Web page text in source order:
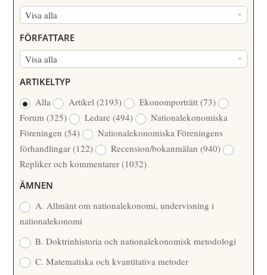
Visa alla
N
M
M
/
Å
R
FÖRFATTARE
Visa alla
R
F
A
T
T
A
R
ARTIKELTYP
Alla
Artikel(2193) Ekonomporträtt(73)
Forum(325) Ledare(494)
Nationalekonomiska
Föreningen(54)
Nationalekonomiska Föreningens
förhandlingar(122) Recension/bokanmälan(940)
Repliker och kommentarer(1032)
ÄMNEN
A. Allmänt om nationalekonomi, undervisning i
nationalekonomi
B. Doktrinhistoria och nationalekonomisk metodologi
C. Matematiska och kvantitativa metoder